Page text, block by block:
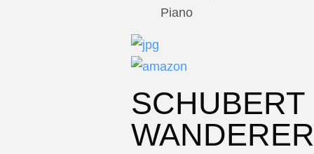
Piano
SCHUBERT
WANDERER